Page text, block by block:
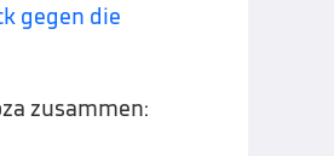
gegen die
zusammen: